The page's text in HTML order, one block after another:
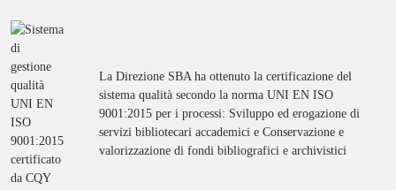
La Direzione SBA ha ottenuto la certificazione del
sistema qualità secondo la norma UNI EN ISO
9001:2015 per i processi: Sviluppo ed erogazione di
servizi bibliotecari accademici e Conservazione e
valorizzazione di fondi bibliografici e archivistici